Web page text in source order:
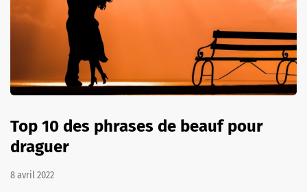
Top 10 des phrases de beauf pour
draguer
8 avril 2022